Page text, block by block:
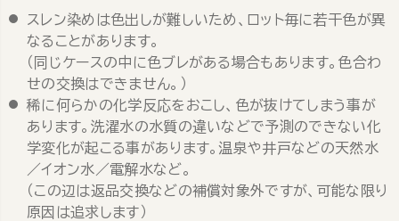
スレン染めは色出しが難しいため、ロット毎に若干色が異
なることがあります。
（同じケースの中に色ブレがある場合もあります。色合わ
せの交換はできません。）
稀に何らかの化学反応をおこし、色が抜けてしまう事が
あります。洗濯水の水質の違いなどで予測のできない化
学変化が起こる事があります。温泉や井戸などの天然水
／イオン水／電解水など。
（この辺は返品交換などの補償対象外ですが、可能な限り
原因は追求します）